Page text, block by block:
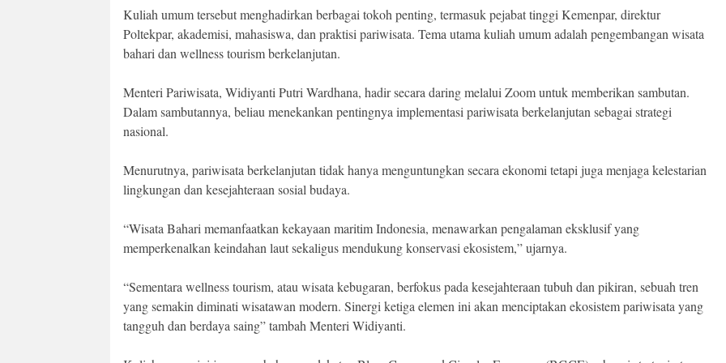
Kuliah umum tersebut menghadirkan berbagai tokoh penting, termasuk pejabat tinggi Kemenpar, direktur
Poltekpar, akademisi, mahasiswa, dan praktisi pariwisata. Tema utama kuliah umum adalah pengembangan wisata
bahari dan wellness tourism berkelanjutan.
Menteri Pariwisata, Widiyanti Putri Wardhana, hadir secara daring melalui Zoom untuk memberikan sambutan.
Dalam sambutannya, beliau menekankan pentingnya implementasi pariwisata berkelanjutan sebagai strategi
nasional.
Menurutnya, pariwisata berkelanjutan tidak hanya menguntungkan secara ekonomi tetapi juga menjaga kelestarian
lingkungan dan kesejahteraan sosial budaya.
“Wisata Bahari memanfaatkan kekayaan maritim Indonesia, menawarkan pengalaman eksklusif yang
memperkenalkan keindahan laut sekaligus mendukung konservasi ekosistem,” ujarnya.
“Sementara wellness tourism, atau wisata kebugaran, berfokus pada kesejahteraan tubuh dan pikiran, sebuah tren
yang semakin diminati wisatawan modern. Sinergi ketiga elemen ini akan menciptakan ekosistem pariwisata yang
tangguh dan berdaya saing” tambah Menteri Widiyanti.